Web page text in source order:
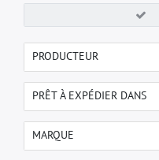
PRODUCTEUR
ORAC NV
PRÊT À EXPÉDIER DANS
immédiatement
MARQUE